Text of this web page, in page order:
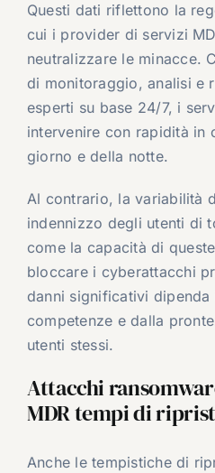
Questi dati riflettono la
cui i provider di servizi
neutralizzare le minacce.
di monitoraggio, analisi e
esperti su base 24/7, i
intervenire con rapidità in
giorno e della notte.
Al contrario, la variabilità
indennizzo degli utenti di
come la capacità di
bloccare i cyberattacchi
danni significativi dipenda
competenze e dalla
utenti stessi.
Attacchi
MDR tempi di
Anche le tempistiche di